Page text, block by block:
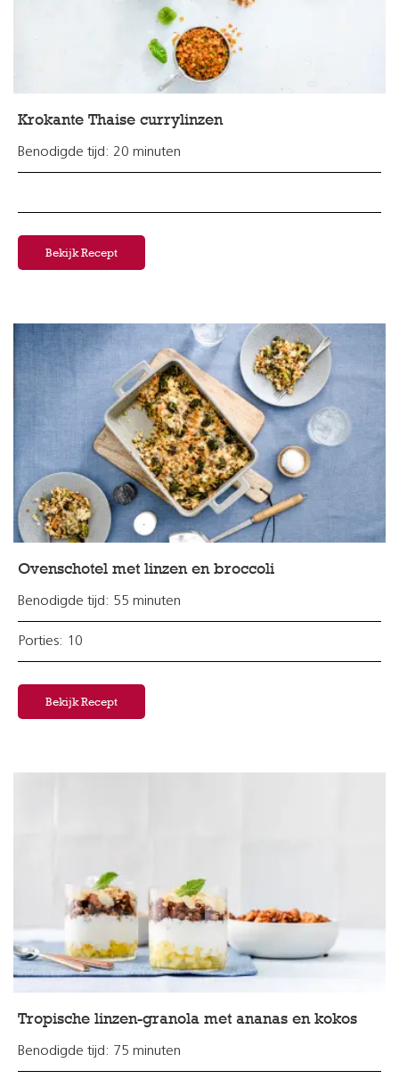
Krokante Thaise currylinzen
Benodigde tijd: 20 minuten
Bekijk Recept
Ovenschotel met linzen en broccoli
Benodigde tijd: 55 minuten
Porties: 10
Bekijk Recept
Tropische linzen-granola met ananas en kokos
Benodigde tijd: 75 minuten